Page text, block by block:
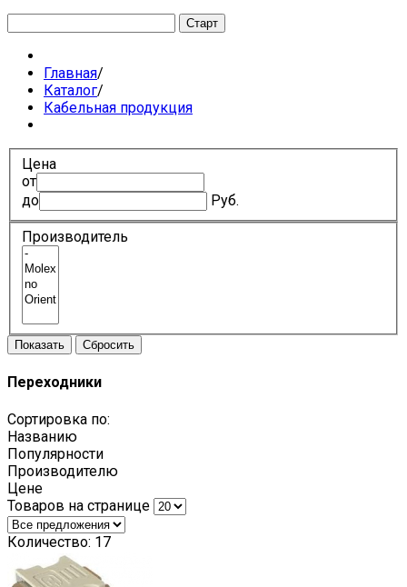
Главная/
Каталог/
Кабельная продукция
Цена
от
до
Руб.
Производитель
Переходники
Сортировка по:
Названию
Популярности
Производителю
Цене
Товаров на странице
Количество: 17